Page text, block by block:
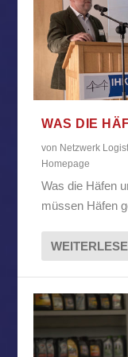
WAS DIE
von Netzwerk
Homepage
Was die Häfen
müssen Häfen